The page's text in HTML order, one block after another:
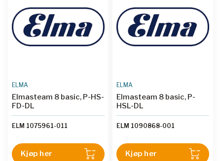
ELMA
Elmasteam 8 basic, P-HS-
FD-DL
ELM 1075961-011
Kjøp her
ELMA
Elmasteam 8 basic, P-
HSL-DL
ELM 1090868-001
Kjøp her